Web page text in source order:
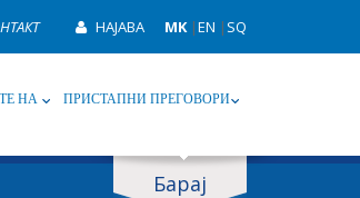
НАЈАВА MK|EN | SQ
НА
ПРИСТАПНИ ПРЕГОВОРИ
Барај